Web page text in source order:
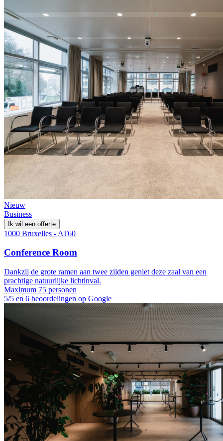
Nieuw
Business
Ik wil een offerte
1000 Bruxelles - AT60
Conference Room
Dankzij de grote ramen aan twee zijden geniet deze zaal van een
prachtige natuurlijke lichtinval.
Maximum 75 personen
5/5 en 6 beoordelingen op Google